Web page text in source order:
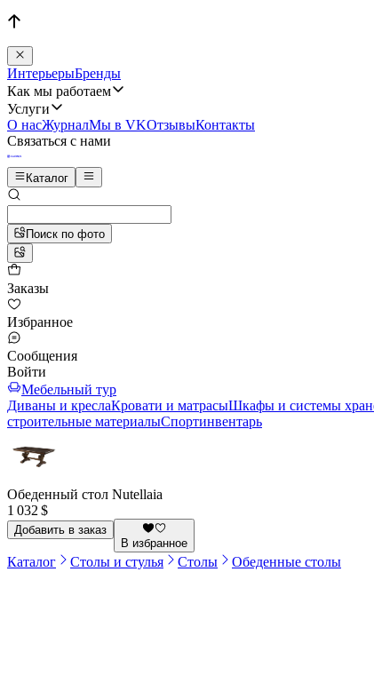
ИнтерьерыБренды
Как мы работаем
Услуги
О насЖурналМы в VKОтзывыКонтакты
Связаться с нами
Каталог
Поиск по фото
Заказы
Избранное
Сообщения
Войти
Мебельный тур
Диваны и креслаКровати и матрасыШкафы и системы
строительные материалыСпортинвентарь
Обеденный стол Nutellaia
1 032 $
Добавить в заказ
В избранное
Каталог Столы и стулья Столы Обеденные столы